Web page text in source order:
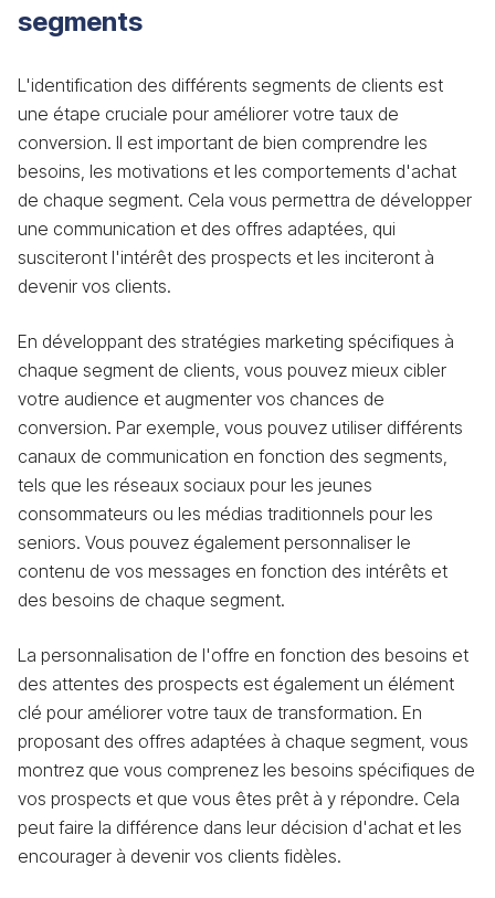
segments
L'identification des différents segments de clients est
une étape cruciale pour améliorer votre taux de
conversion. Il est important de bien comprendre les
besoins, les motivations et les comportements d'achat
de chaque segment. Cela vous permettra de développer
une communication et des offres adaptées, qui
susciteront l'intérêt des prospects et les inciteront à
devenir vos clients.
En développant des stratégies marketing spécifiques à
chaque segment de clients, vous pouvez mieux cibler
votre audience et augmenter vos chances de
conversion. Par exemple, vous pouvez utiliser différents
canaux de communication en fonction des segments,
tels que les réseaux sociaux pour les jeunes
consommateurs ou les médias traditionnels pour les
seniors. Vous pouvez également personnaliser le
contenu de vos messages en fonction des intérêts et
des besoins de chaque segment.
La personnalisation de l'offre en fonction des besoins et
des attentes des prospects est également un élément
clé pour améliorer votre taux de transformation. En
proposant des offres adaptées à chaque segment, vous
montrez que vous comprenez les besoins spécifiques de
vos prospects et que vous êtes prêt à y répondre. Cela
peut faire la différence dans leur décision d'achat et les
encourager à devenir vos clients fidèles.